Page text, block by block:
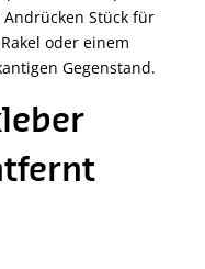
Stück für
oder einem
Gegenstand.